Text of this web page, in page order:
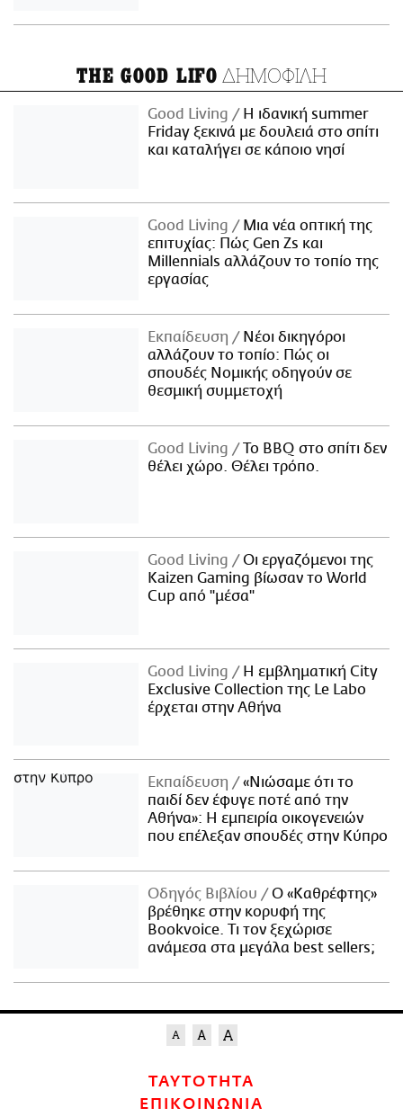
THE GOOD LIFO ΔΗΜΟΦΙΛΗ
Good Living
Η ιδανική summer
Friday ξεκινά με δουλειά στο σπίτι
και καταλήγει σε κάποιο νησί
Good Living
Μια νέα οπτική της
επιτυχίας: Πώς Gen Zs και
Millennials αλλάζουν το τοπίο της
εργασίας
Εκπαίδευση
Νέοι δικηγόροι
αλλάζουν το τοπίο: Πώς οι
σπουδές Νομικής οδηγούν σε
θεσμική συμμετοχή
Good Living
Το BBQ στο σπίτι δεν
θέλει χώρο. Θέλει τρόπο.
Good Living
Οι εργαζόμενοι της
Kaizen Gaming βίωσαν το World
Cup από "μέσα"
Good Living
Η εμβληματική City
Exclusive Collection της Le Labo
έρχεται στην Αθήνα
Εκπαίδευση
«Νιώσαμε ότι το
παιδί δεν έφυγε ποτέ από την
Αθήνα»: Η εμπειρία οικογενειών
που επέλεξαν σπουδές στην Κύπρο
Οδηγός Βιβλίου
Ο «Καθρέφτης»
βρέθηκε στην κορυφή της
Bookvoice. Τι τον ξεχώρισε
ανάμεσα στα μεγάλα best sellers;
ΤΑΥΤΟΤΗΤΑ
ΕΠΙΚΟΙΝΩΝΙΑ